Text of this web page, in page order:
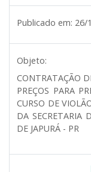
Publicado em: 26/
Objeto:
CONTRATAÇÃO
PREÇOS PARA
CURSO DE
DA SECRETARIA
DE JAPURÁ - PR